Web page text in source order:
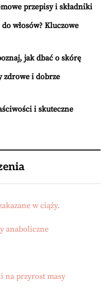
przepisy i składniki
włosów? Kluczowe
jak dbać o skórę
zdrowe i dobrze
i skuteczne
w ciąży.
anaboliczne
na przyrost masy